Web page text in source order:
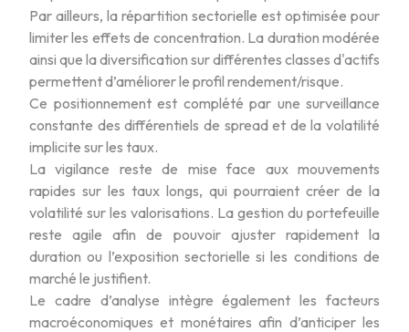
Par ailleurs, la répartition sectorielle est optimisée pour
limiter les effets de concentration. La duration modérée
ainsi que la diversification sur différentes classes d'actifs
permettent d’améliorer le profil rendement/risque.
Ce positionnement est complété par une surveillance
constante des différentiels de spread et de la volatilité
implicite sur les taux.
La vigilance reste de mise face aux mouvements
rapides sur les taux longs, qui pourraient créer de la
volatilité sur les valorisations. La gestion du portefeuille
reste agile afin de pouvoir ajuster rapidement la
duration ou l’exposition sectorielle si les conditions de
marché le justifient.
Le cadre d’analyse intègre également les facteurs
macroéconomiques et monétaires afin d’anticiper les